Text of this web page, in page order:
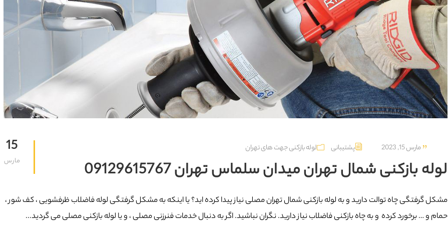
15
مارس
مارس 15, 2023 پشتیبانی لوله بازکنی جهت های تهران
لوله بازکنی شمال تهران میدان سلماس تهران 09129615767
مشکل گرفتگی چاه توالت دارید و به لوله بازکنی شمال تهران مصلی نیاز پیدا کرده اید؟ یا اینکه به مشکل گرفتگی لوله فاضلاب ظرفشویی ، کف شور ،
حمام و … برخورد کرده و به چاه بازکنی فاضلاب نیاز دارید. نگران نباشید. اگر به دنبال خدمات فنرزنی مصلی ، و یا لوله بازکنی مصلی می گردید...